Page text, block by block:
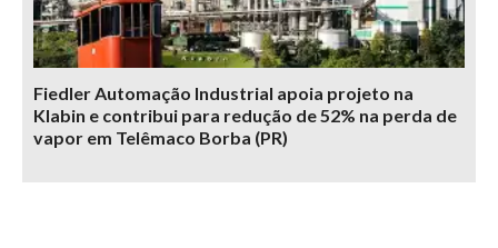
Fiedler Automação Industrial apoia projeto na
Klabin e contribui para redução de 52% na perda de
vapor em Telêmaco Borba (PR)